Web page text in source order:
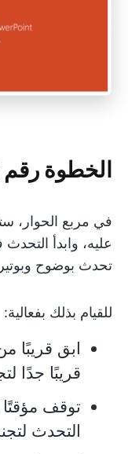
الخطوة رقم 3: ابدأ التسجيل
في مربع الحوار،
عليه، وابدأ
تحدث بوضوح
للقيام بذلك بفعالية:
ابق قريبًا
قريبًا جدًا
توقف مؤقتًا
التحدث